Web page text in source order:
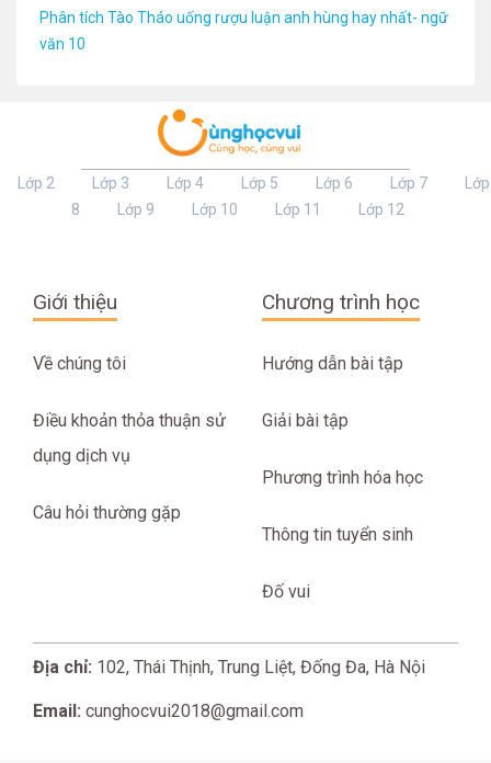
Phân tích Tào Tháo uống rượu luận anh hùng hay nhất- ngữ
văn 10
Lớp 2 Lớp 3 Lớp 4 Lớp 5 Lớp 6 Lớp 7
Lớp
8
Lớp 9 Lớp 10 Lớp 11 Lớp 12
Giới thiệu
Về chúng tôi
Điều khoản thỏa thuận sử
dụng dịch vụ
Câu hỏi thường gặp
Chương trình học
Hướng dẫn bài tập
Giải bài tập
Phương trình hóa học
Thông tin tuyển sinh
Đố vui
Địa chỉ: 102, Thái Thịnh, Trung Liệt, Đống Đa, Hà Nội
Email: cunghocvui2018@gmail.com